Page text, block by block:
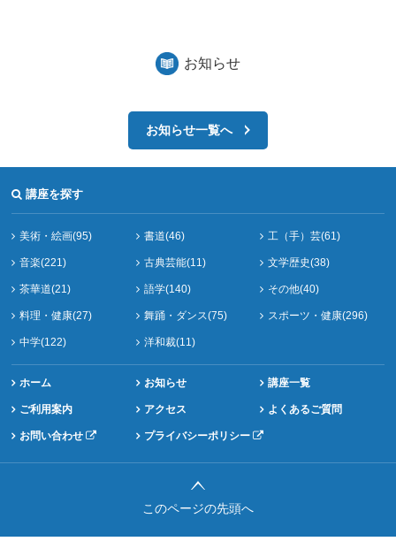
お知らせ
お知らせ一覧へ
講座を探す
美術・絵画(95) 書道(46) 工（手）芸(61)
音楽(221) 古典芸能(11) 文学歴史(38)
茶華道(21) 語学(140) その他(40)
料理・健康(27) 舞踊・ダンス(75) スポーツ・健康(296)
中学(122) 洋和裁(11)
ホーム お知らせ 講座一覧
ご利用案内 アクセス よくあるご質問
お問い合わせ プライバシーポリシー
このページの先頭へ